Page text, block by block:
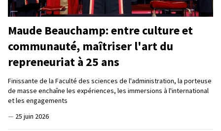
Maude Beauchamp: entre culture et
communauté, maîtriser l'art du
repreneuriat à 25 ans
Finissante de la Faculté des sciences de l'administration, la porteuse
de masse enchaîne les expériences, les immersions à l'international
et les engagements
— 25 juin 2026